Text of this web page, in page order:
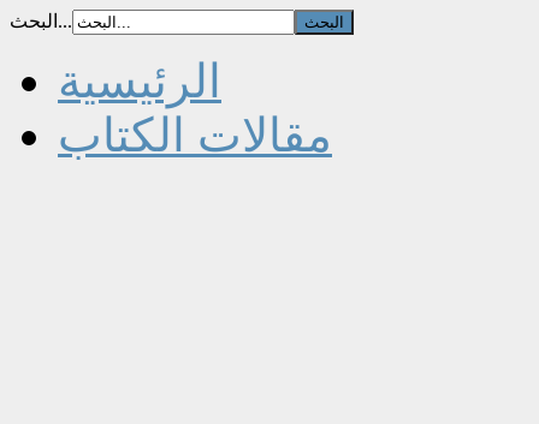
البحث...
الرئيسية
مقالات الكتاب